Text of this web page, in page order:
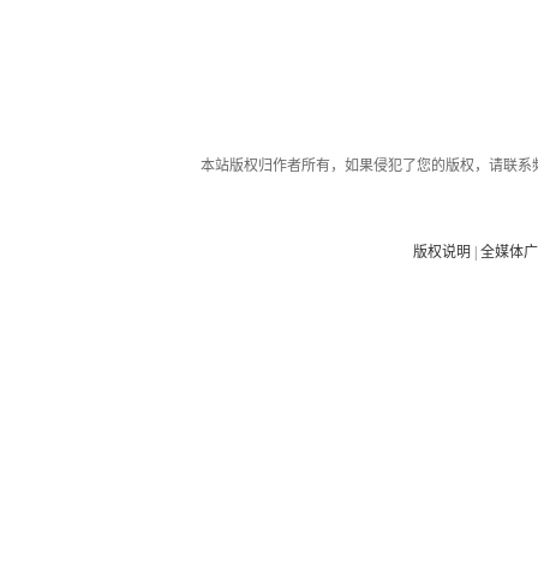
本站版权归作者所有，如果侵犯了您的版权，请联
版权说明 |全媒体